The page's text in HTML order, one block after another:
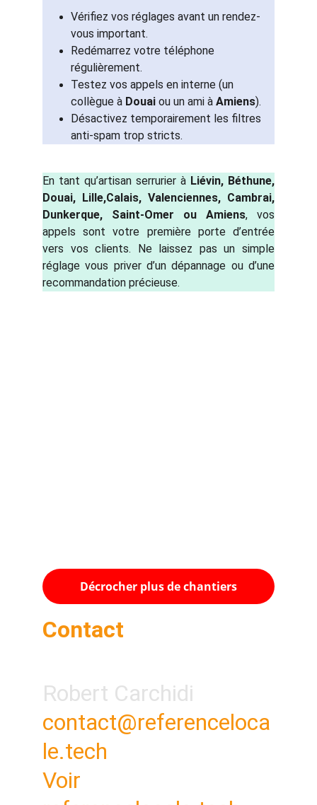
Vérifiez vos réglages avant un rendez-
vous important.
Redémarrez votre téléphone
régulièrement.
Testez vos appels en interne (un
collègue à Douai ou un ami à Amiens).
Désactivez temporairement les filtres
anti-spam trop stricts.
En tant qu’artisan serrurier à Liévin, Béthune,
Douai, Lille,Calais, Valenciennes, Cambrai,
Dunkerque, Saint-Omer ou Amiens, vos
appels sont votre première porte d’entrée
vers vos clients. Ne laissez pas un simple
réglage vous priver d’un dépannage ou d’une
recommandation précieuse.
Décrocher plus de chantiers
Contact
Robert Carchidi
contact@referenceloca
le.tech
Voir